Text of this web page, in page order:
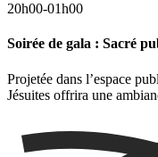
20h00-01h00
Soirée de gala : Sacré
Projetée dans l’espace
Jésuites offrira une